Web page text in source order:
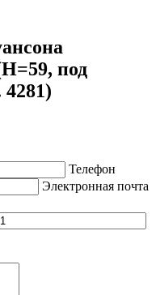
под
Телефон
Электронная почта